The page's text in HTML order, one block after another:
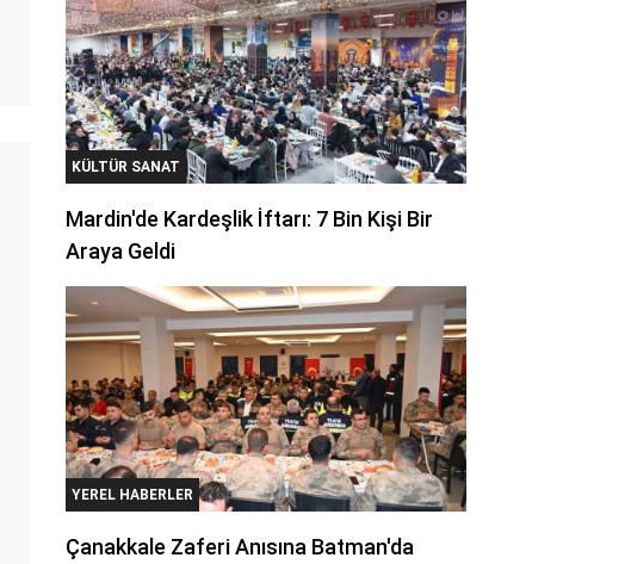
KÜLTÜR SANAT
Mardin'de Kardeşlik İftarı: 7 Bin Kişi Bir
Araya Geldi
YEREL HABERLER
Çanakkale Zaferi Anısına Batman'da